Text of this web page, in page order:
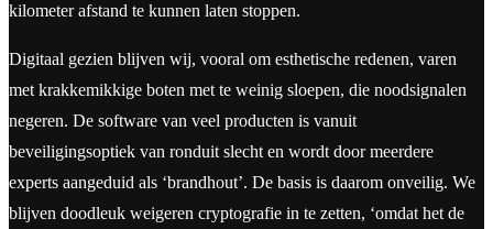
kilometer afstand te kunnen laten stoppen.
Digitaal gezien blijven wij, vooral om esthetische redenen, varen
met krakkemikkige boten met te weinig sloepen, die noodsignalen
negeren. De software van veel producten is vanuit
beveiligingsoptiek van ronduit slecht en wordt door meerdere
experts aangeduid als ‘brandhout’. De basis is daarom onveilig. We
blijven doodleuk weigeren cryptografie in te zetten, ‘omdat het de